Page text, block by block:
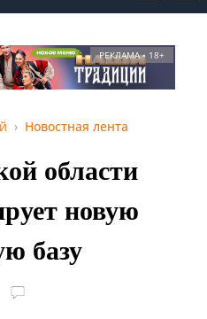
РЕКЛАМА • 18+
Новостная лента
области
новую
базу